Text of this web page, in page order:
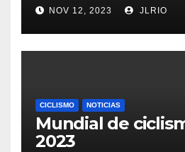
NOV 12, 2023 JLRIO
CICLISMO NOTICIAS
Mundial de
2023